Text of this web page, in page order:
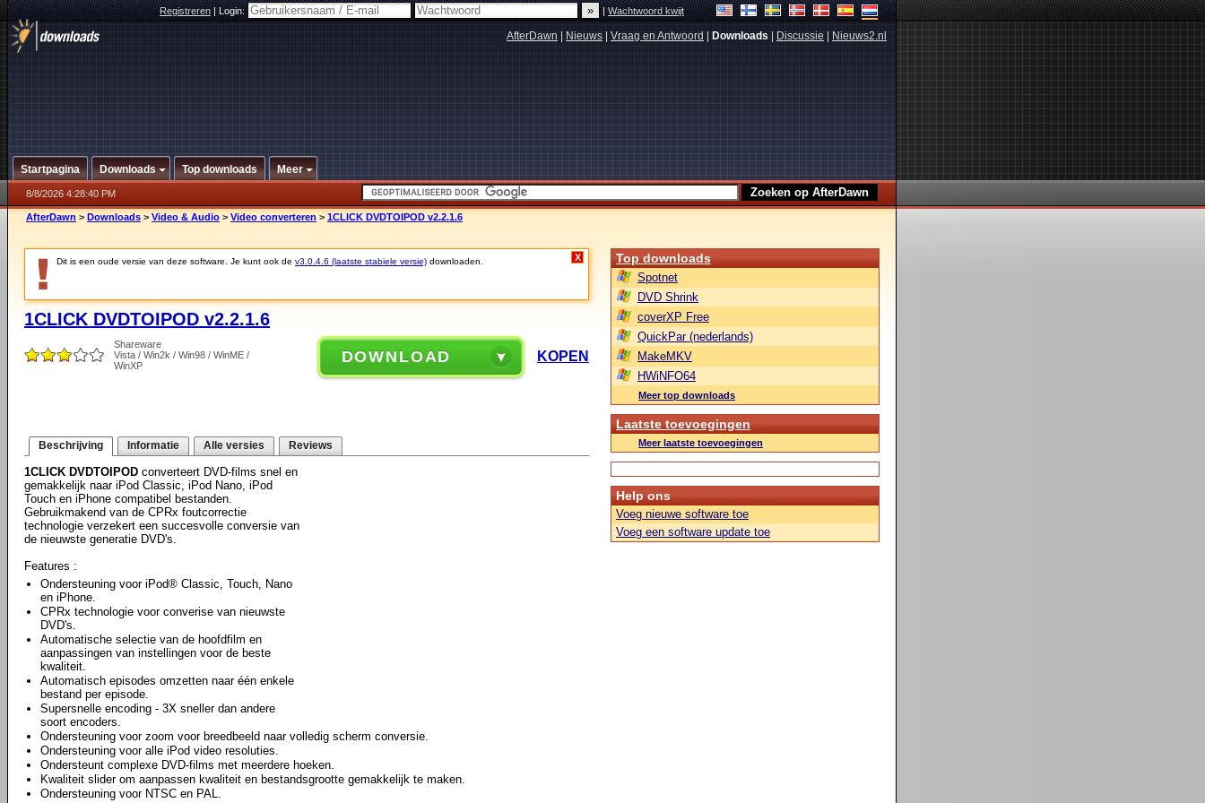
Registreren|Login: |Wachtwoord kwijt
AfterDawn Nieuws Vraag en Antwoord Downloads Discussie Nieuws2.nl
Startpagina Downloads Top downloads Meer
8/8/2026 4:28:40 PM
AfterDawn > Downloads > Video & Audio > Video converteren > 1CLICK DVDTOIPOD v2.2.1.6
Dit is een oude versie van deze software. Je kunt ook de v3.0.4.6 (laatste stabiele versie) downloaden. X
1CLICK DVDTOIPOD v2.2.1.6
Shareware
Vista / Win2k / Win98 / WinME /
WinXP
DOWNLOAD KOPEN
Beschrijving Informatie Alle versies Reviews
1CLICK DVDTOIPOD converteert DVD-films snel en
gemakkelijk naar iPod Classic, iPod Nano, iPod
Touch en iPhone compatibel bestanden.
Gebruikmakend van de CPRx foutcorrectie
technologie verzekert een succesvolle conversie van
de nieuwste generatie DVD's.
Features :
Ondersteuning voor iPod® Classic, Touch, Nano
en iPhone.
CPRx technologie voor converise van nieuwste
DVD's.
Automatische selectie van de hoofdfilm en
aanpassingen van instellingen voor de beste
kwaliteit.
Automatisch episodes omzetten naar één enkele
bestand per episode.
Supersnelle encoding - 3X sneller dan andere
soort encoders.
Ondersteuning voor zoom voor breedbeeld naar volledig scherm conversie.
Ondersteuning voor alle iPod video resoluties.
Ondersteunt complexe DVD-films met meerdere hoeken.
Kwaliteit slider om aanpassen kwaliteit en bestandsgrootte gemakkelijk te maken.
Ondersteuning voor NTSC en PAL.
Top downloads
Spotnet
DVD Shrink
coverXP Free
QuickPar (nederlands)
MakeMKV
HWiNFO64
Meer top downloads
Laatste toevoegingen
Meer laatste toevoegingen
Help ons
Voeg nieuwe software toe
Voeg een software update toe